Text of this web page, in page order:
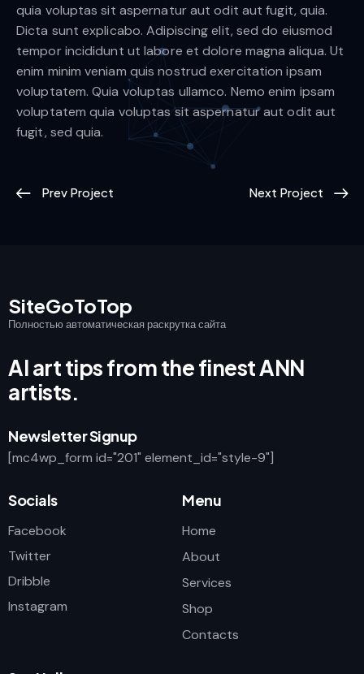
quia voluptas sit aspernatur aut odit aut fugit, quia.
Dicta sunt explicabo. Adipiscing elit, sed do eiusmod
tempor incididunt ut labore et dolore magna aliqua. Ut
enim minim veniam quis nostrud exercitation ipsam
voluptatem. Quia voluptas ullamco. Nemo enim ipsam
voluptatem quia voluptas sit aspernatur aut odit aut
fugit, sed quia.
Prev Project Next Project
SiteGoToTop
Полностью автоматическая раскрутка сайта
AI art tips from the finest ANN
artists.
Newsletter Signup
[mc4wp_form id="201" element_id="style-9"]
Socials
Facebook
Twitter
Dribble
Instagram
Menu
Home
About
Services
Shop
Contacts